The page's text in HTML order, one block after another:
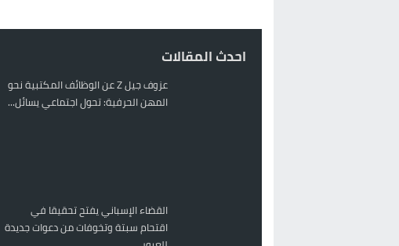
احدث المقالات
عزوف جيل Z عن الوظائف المكتبية نحو
المهن الحرفية: تحول اجتماعي يسائل...
القضاء الإسباني يفتح تحقيقا في
اقتحام سبتة وتخوفات من دعوات جديدة